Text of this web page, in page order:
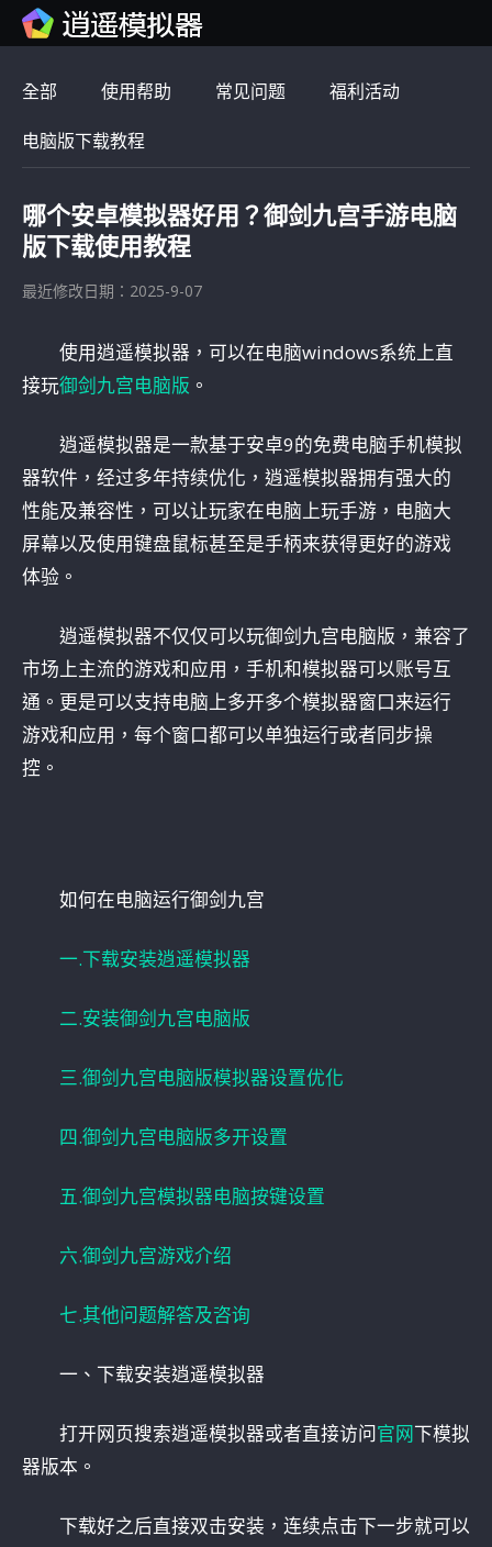
全部 使用帮助 常见问题 福利活动
电脑版下载教程
哪个安卓模拟器好用？御剑九宫手游电脑
版下载使用教程
最近修改日期：2025-9-07
使用逍遥模拟器，可以在电脑windows系统上直
接玩御剑九宫电脑版 。
逍遥模拟器是一款基于安卓9的免费电脑手机模拟
器软件，经过多年持续优化，逍遥模拟器拥有强大的
性能及兼容性，可以让玩家在电脑上玩手游，电脑大
屏幕以及使用键盘鼠标甚至是手柄来获得更好的游戏
体验。
逍遥模拟器不仅仅可以玩御剑九宫电脑版，兼容了
市场上主流的游戏和应用，手机和模拟器可以账号互
通。更是可以支持电脑上多开多个模拟器窗口来运行
游戏和应用，每个窗口都可以单独运行或者同步操
控。
如何在电脑运行御剑九宫
一.下载安装逍遥模拟器
二.安装御剑九宫电脑版
三.御剑九宫电脑版模拟器设置优化
四.御剑九宫电脑版多开设置
五.御剑九宫模拟器电脑按键设置
六.御剑九宫游戏介绍
七.其他问题解答及咨询
一、下载安装逍遥模拟器
打开网页搜索逍遥模拟器或者直接访问官网下模拟
器版本。
下载好之后直接双击安装，连续点击下一步就可以